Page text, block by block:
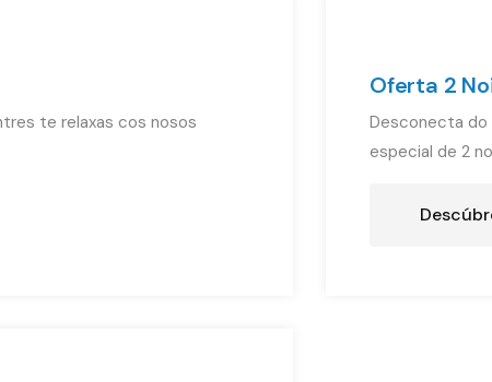
te relaxas cos nosos
Oferta 2
Desconecta do
especial de 2